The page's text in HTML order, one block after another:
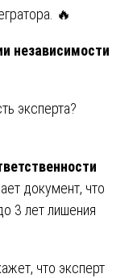
🔥
независимости
эксперта?
документ, что
3 лет лишения
что эксперт